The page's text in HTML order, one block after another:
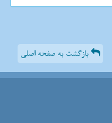
بازگشت به صفحه اصلی